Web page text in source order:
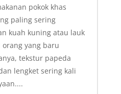
pokok khas
paling sering
kuah kuning atau lauk
yang baru
tekstur papeda
lengket sering kali